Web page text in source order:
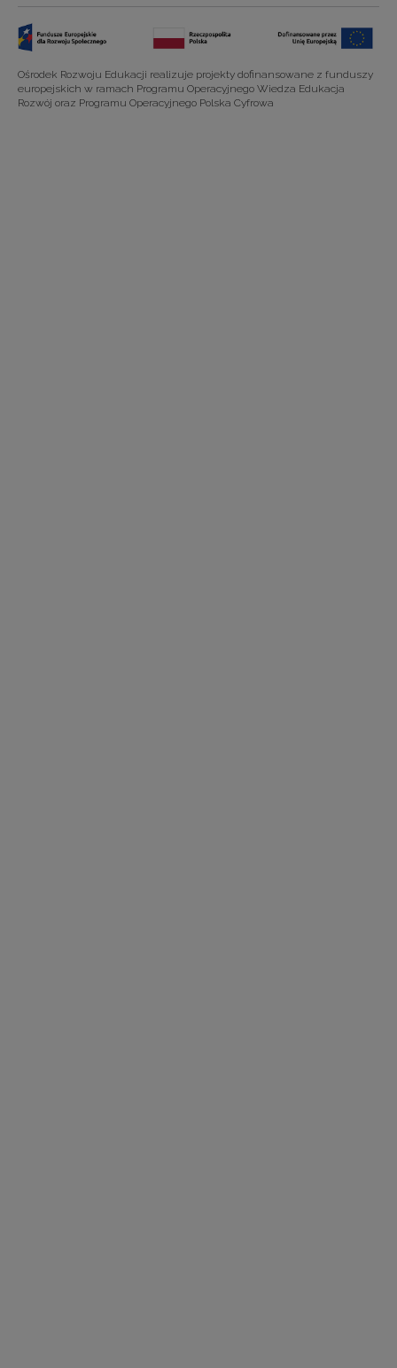
Ośrodek Rozwoju Edukacji realizuje projekty dofinansowane z funduszy
europejskich w ramach Programu Operacyjnego Wiedza Edukacja
Rozwój oraz Programu Operacyjnego Polska Cyfrowa